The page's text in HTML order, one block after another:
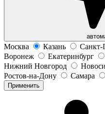
Москва Казань Санкт-
Воронеж
Екатеринбург
Нижний Новгород
Ростов-на-Дону
Самара
Применить